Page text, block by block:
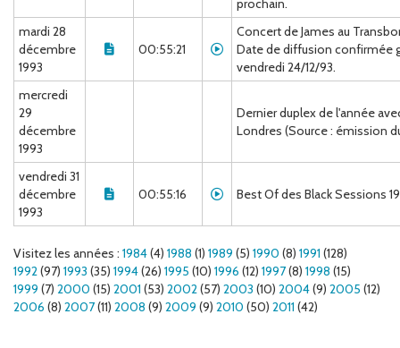
prochain.
mardi 28
décembre
1993
00:55:21
Concert de James au
Date de diffusion confirmée
vendredi 24/12/93.
mercredi
29
décembre
1993
Dernier duplex de l'année
Londres (Source : émission
vendredi 31
décembre
1993
00:55:16 Best Of des Black Sessions
Visitez les années : 1984(4) 1988 (1) 1989 (5) 1990 (8) 1991 (128)
1992(97) 1993 (35) 1994(26) 1995 (10) 1996 (12) 1997(8) 1998 (15)
1999 (7) 2000 (15) 2001 (53) 2002(57) 2003 (10) 2004(9) 2005 (12)
2006 (8) 2007(11) 2008 (9) 2009 (9) 2010 (50) 2011 (42)